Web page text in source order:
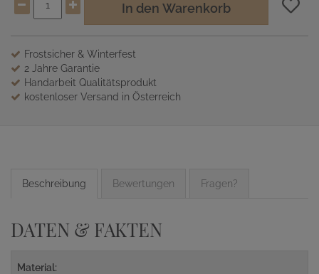
In den Warenkorb
Frostsicher & Winterfest
2 Jahre Garantie
Handarbeit Qualitätsprodukt
kostenloser Versand in Österreich
Beschreibung Bewertungen Fragen?
DATEN & FAKTEN
Material: